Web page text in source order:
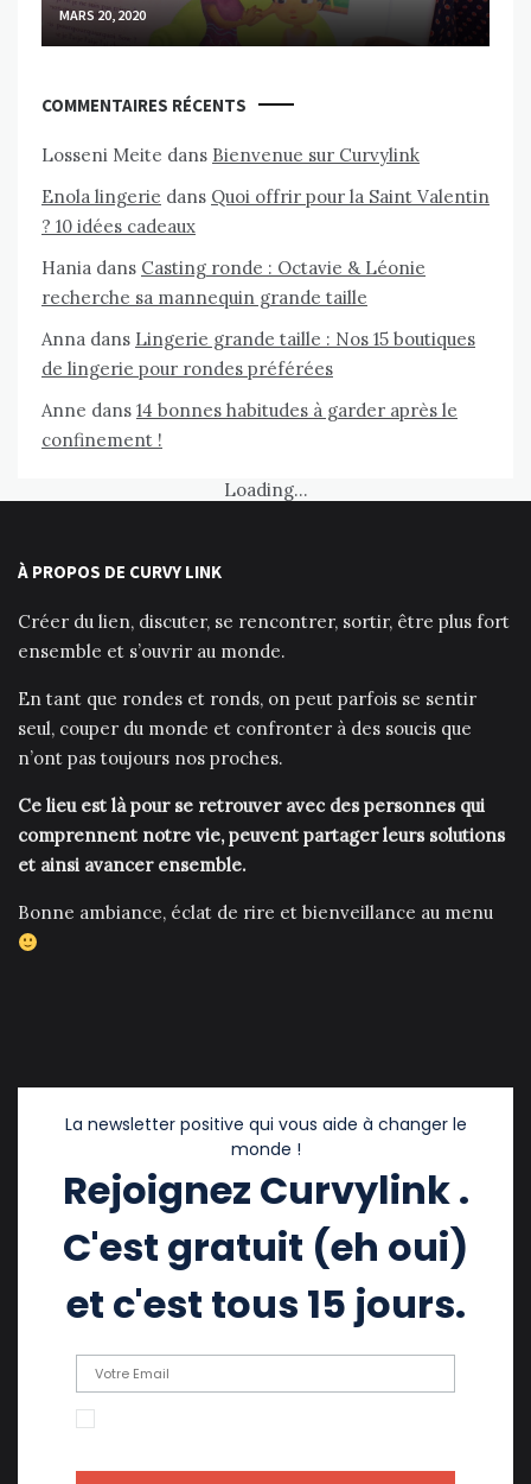
MARS 20, 2020
COMMENTAIRES RÉCENTS
Losseni Meite dans Bienvenue sur Curvylink
Enola lingerie dans Quoi offrir pour la Saint Valentin
? 10 idées cadeaux
Hania dans Casting ronde : Octavie & Léonie
recherche sa mannequin grande taille
Anna dans Lingerie grande taille : Nos 15 boutiques
de lingerie pour rondes préférées
Anne dans 14 bonnes habitudes à garder après le
confinement !
Loading...
À PROPOS DE CURVY LINK
Créer du lien, discuter, se rencontrer, sortir, être plus fort
ensemble et s’ouvrir au monde.
En tant que rondes et ronds, on peut parfois se sentir
seul, couper du monde et confronter à des soucis que
n’ont pas toujours nos proches.
Ce lieu est là pour se retrouver avec des personnes qui
comprennent notre vie, peuvent partager leurs solutions
et ainsi avancer ensemble.
Bonne ambiance, éclat de rire et bienveillance au menu
La newsletter positive qui vous aide à changer le
monde !
Rejoignez Curvylink .
C'est gratuit (eh oui)
et c'est tous 15 jours.